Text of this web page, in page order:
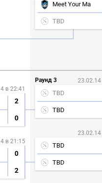
Meet Your Ma
TBD
в 22:41
2
0
в 21:15
0
2
Раунд 3
TBD
TBD
TBD
TBD